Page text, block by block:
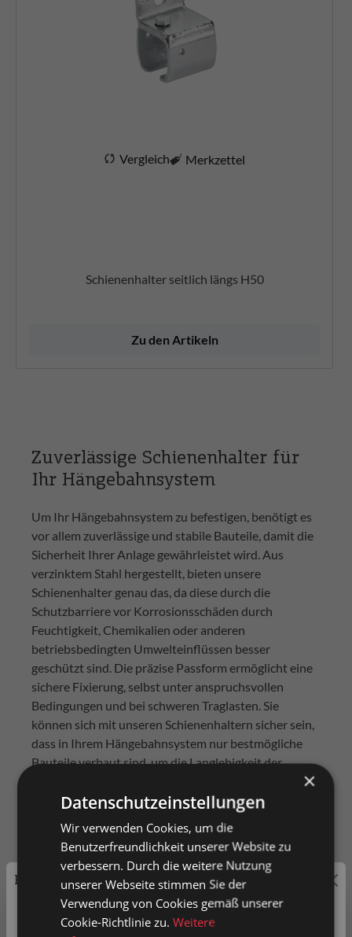
Vergleich Merkzettel
Schienenhalter seitlich längs H50
Zu den Artikeln
Zuverlässige Schienenhalter für
Ihr Hängebahnsystem
Um Ihr Hängebahnsystem zu befestigen, benötigt es
vor allem zuverlässige und stabile Bauteile, damit die
Sicherheit Ihrer Anlage gewährleistet wird. Aus
verzinktem Stahl hergestellt, bieten unsere
Schienenhalter genau das, da diese durch die
Schutzbarriere vor Korrosionsschäden durch
Feuchtigkeit, Chemikalien oder anderen
betriebsbedingten Umwelteinflüssen besser
geschützt sind. Die präzise Passform ermöglicht eine
sichere Fixierung, selbst unter anspruchsvollen
Bedingungen und bei schweren Traglasten. Sie
können sich mit unseren Schienenhaltern sicher sein,
dass in Ihrem Hängebahnsystem nur bestmögliche
Bauteile verbaut sind, um die Langlebigkeit der
Systeme zu gewährleisten. Der vorhandene Platz und
die Ressourcen werden dabei effizient und optimal
genutzt, um Ihnen maximale Produktivität zu
ermöglichen und Ihren Anforderungen gerecht zu
verschiedene Ausführungen der Schienenhalter an,
um Ihnen die passende Produktlösung bieten zu
können. Diese reichen über Modelle mit
Preisauszeichnung
Privatkunden können Preise mit MwSt. (brutto) und
×
Datenschutzeinstellungen
Wir verwenden Cookies, um die
Benutzerfreundlichkeit unserer Website zu
verbessern. Durch die weitere Nutzung
unserer Webseite stimmen Sie der
Verwendung von Cookies gemäß unserer
Cookie-Richtlinie zu.Weitere